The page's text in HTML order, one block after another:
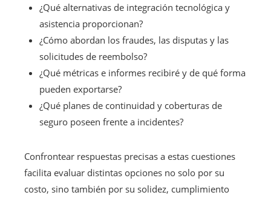
¿Qué alternativas de integración tecnológica y
asistencia proporcionan?
¿Cómo abordan los fraudes, las disputas y las
solicitudes de reembolso?
¿Qué métricas e informes recibiré y de qué forma
pueden exportarse?
¿Qué planes de continuidad y coberturas de
seguro poseen frente a incidentes?
Confrontear respuestas precisas a estas cuestiones
facilita evaluar distintas opciones no solo por su
costo, sino también por su solidez, cumplimiento